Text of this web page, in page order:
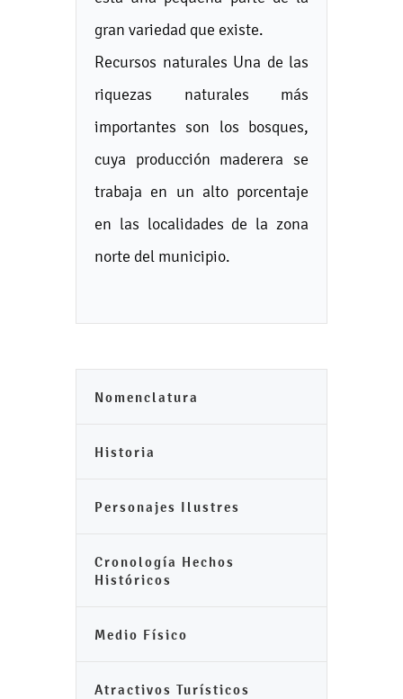
gran variedad que existe.
Recursos naturales Una de las
riquezas naturales más
importantes son los bosques,
cuya producción maderera se
trabaja en un alto porcentaje
en las localidades de la zona
norte del municipio.
Nomenclatura
Historia
Personajes Ilustres
Cronología Hechos
Históricos
Medio Físico
Atractivos Turísticos